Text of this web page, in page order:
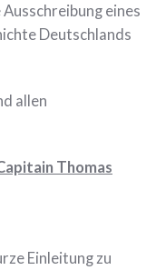
eines
Deutschlands
allen
Thomas
Einleitung zu